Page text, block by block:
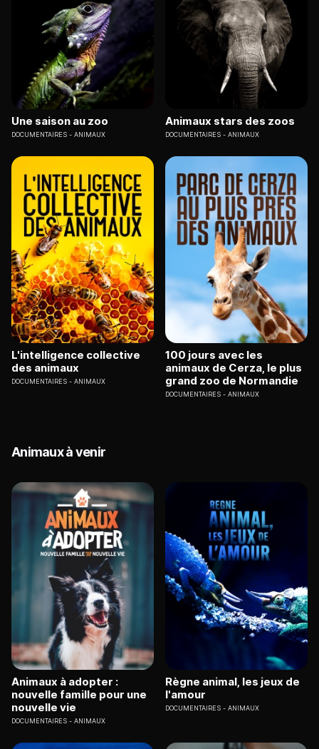
Une saison au zoo
DOCUMENTAIRES ANIMAUX
Animaux stars des zoos
DOCUMENTAIRES ANIMAUX
L'intelligence collective
des animaux
DOCUMENTAIRES ANIMAUX
100 jours avec les
animaux de Cerza, le plus
grand zoo de Normandie
DOCUMENTAIRES ANIMAUX
Animaux à venir
Animaux à adopter :
nouvelle famille pour une
nouvelle vie
DOCUMENTAIRES ANIMAUX
Règne animal, les jeux de
l'amour
DOCUMENTAIRES ANIMAUX